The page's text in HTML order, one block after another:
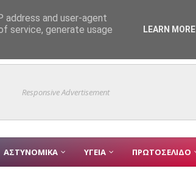
της Αττικής ΠΕΡΙΦΕΡΕΙΑ
και αλληλεγγύης για την Παλαιστίνη
Responsive Advertisement
ΑΣΤΥΝΟΜΙΚΑ ΥΓΕΙΑ ΠΡΩΤΟΣΕΛΙΔΟ
address and user-agent
service, generate usage
LEARN MORE